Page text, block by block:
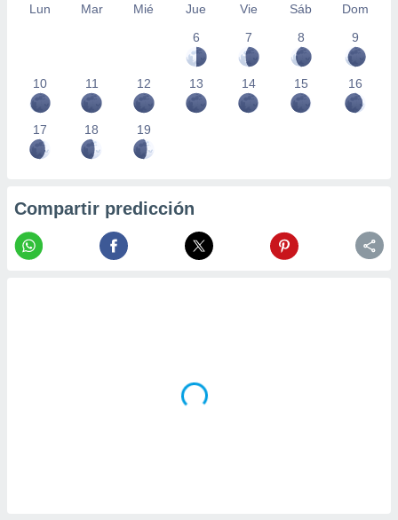
Lun Mar Mié Jue Vie Sáb
Dom
6
7 8 9
10 11 12 13 14 15 16
17 18 19
Compartir predicción